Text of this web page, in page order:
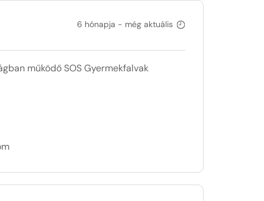
6 hónapja - még aktuális
működő SOS Gyermekfalvak